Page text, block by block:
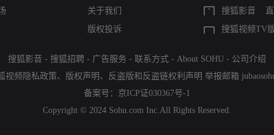
关于我们
版权投诉
搜狐影音
搜狐视频TV
搜狐影音 - 搜狐招聘 - 广告服务 - 联系方式 - About SOHU - 公司介绍
视频隐私政策、 版权声明 、 反盗版和反盗链权利声明 举报邮箱
备案号： 京ICP证030367号-1
Copyright © 2024 Sohu.com Inc.All Rights Reserved.